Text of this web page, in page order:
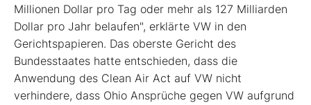
Millionen Dollar pro Tag oder mehr als 127 Milliarden
Dollar pro Jahr belaufen", erklärte VW in den
Gerichtspapieren. Das oberste Gericht des
Bundesstaates hatte entschieden, dass die
Anwendung des Clean Air Act auf VW nicht
verhindere, dass Ohio Ansprüche gegen VW aufgrund